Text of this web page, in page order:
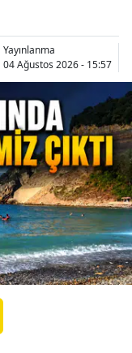
Yayınlanma
04 Ağustos 2026 - 15:57